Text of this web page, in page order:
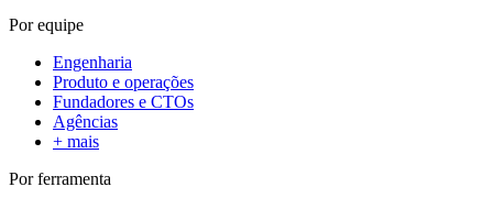
Por equipe
Engenharia
Produto e operações
Fundadores e CTOs
Agências
+ mais
Por ferramenta